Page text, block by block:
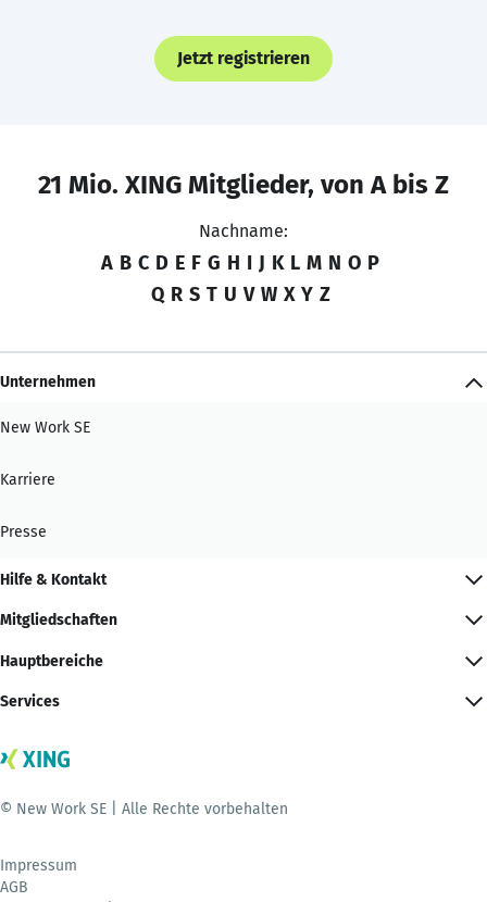
Jetzt registrieren
21 Mio. XING Mitglieder, von A bis Z
Nachname:
A B C D E F G H I J K L M N O P
Q R S T U V W X Y Z
Unternehmen
New Work SE
Karriere
Presse
Hilfe & Kontakt
Mitgliedschaften
Hauptbereiche
Services
© New Work SE | Alle Rechte vorbehalten
Impressum
AGB